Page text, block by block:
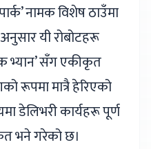
नामक विशेष ठाउँमा
यी रोबोटहरू
भ्यान’ सँग एकीकृत
रूपमा मात्रै हेरिएको
डेलिभरी कार्यहरू पूर्ण
भने गरेको छ।